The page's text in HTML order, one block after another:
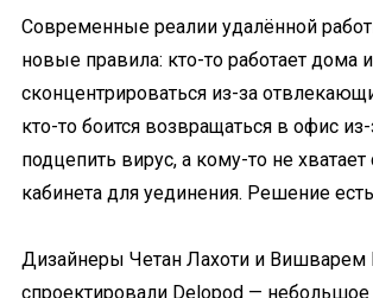
Современные реалии удалённой
новые правила: кто-то работает дома
сконцентрироваться из-за
кто-то боится возвращаться в офис
подцепить вирус, а кому-то не хватает
кабинета для уединения. Решение
Дизайнеры Четан Лахоти и
спроектировали Delopod — небольшое